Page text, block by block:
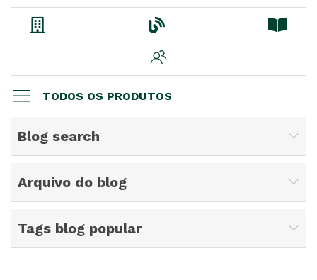
TODOS OS PRODUTOS
Blog search
Arquivo do blog
Tags blog popular